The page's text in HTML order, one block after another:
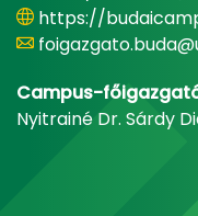
https://
Campus-
Nyitrainé Dr. Sárdy